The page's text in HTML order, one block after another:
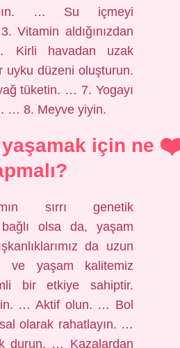
… Su içmeyi
Vitamin aldığınızdan
Kirli havadan uzak
düzeni oluşturun.
tüketin. … 7. Yogayı
… 8. Meyve yiyin.
için ne
sırrı genetik
olsa da, yaşam
da uzun
ve yaşam kalitemiz
bir etkiye sahiptir.
… Aktif olun. … Bol
olarak rahatlayın. …
durun. … Kazalardan